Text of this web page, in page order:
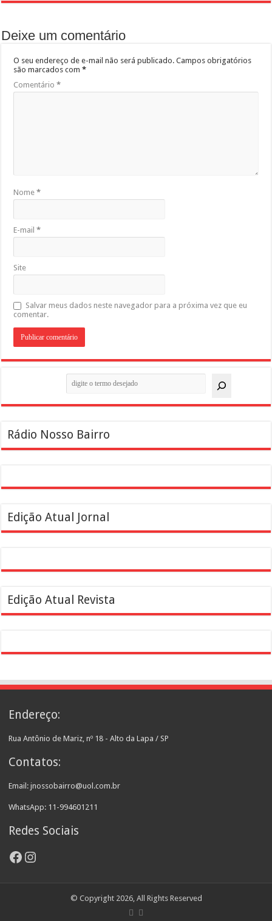
Deixe um comentário
O seu endereço de e-mail não será publicado. Campos obrigatórios
são marcados com*
Comentário*
Nome*
E-mail*
Site
Salvar meus dados neste navegador para a próxima vez que eu
comentar.
Rádio Nosso Bairro
Edição Atual Jornal
Edição Atual Revista
Endereço:
Rua Antônio de Mariz, nº 18 - Alto da Lapa / SP
Contatos:
Email: jnossobairro@uol.com.br
WhatsApp: 11-994601211
Redes Sociais
Facebook
Instagram
© Copyright 2026, All Rights Reserved